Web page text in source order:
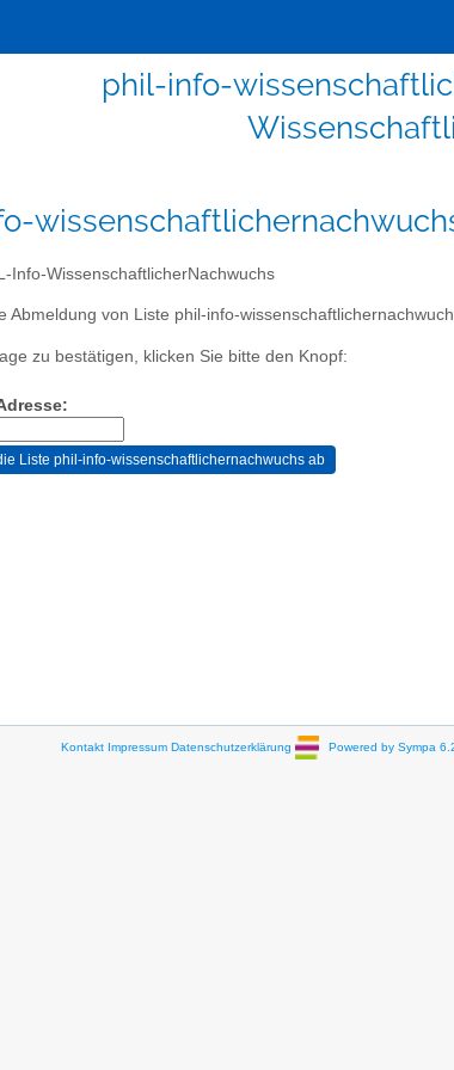
phil-info-
Info-WissenschaftlicherNachwuchs
Abmeldung von Liste phil-info-
zu bestätigen, klicken Sie bitte den Knopf:
Kontakt Impressum Datenschutzerklärung Powered by Sympa